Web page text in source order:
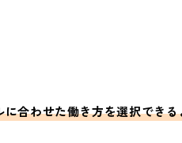
合わせた働き方を選択でき